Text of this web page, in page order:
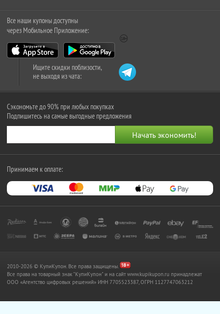
Все наши купоны доступны
через Мобильное Приложение:
Ищите скидки поблизости,
не выходя из чата:
Сэкономьте до 90% при любых покупках
Подпишитесь на самые выгодные предложения
Принимаем к оплате:
2010-2026 © КупиКупон. Все права защищены.
Все права на товарный знак "КупиКупон" и на сайт www.kupikupon.ru принадлежат
OOO «Агентство цифровых решений» ИНН 7705523387, ОГРН 1127747063212